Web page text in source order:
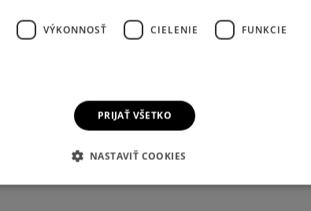
VÝKONNOSŤ CIELENIE FUNKCIE
PRIJAŤ VŠETKO
NASTAVIŤ COOKIES